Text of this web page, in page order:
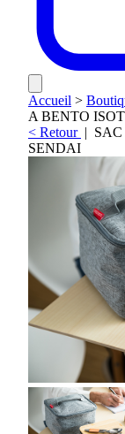
Accueil >
A BENTO
< Retour |
SENDAI